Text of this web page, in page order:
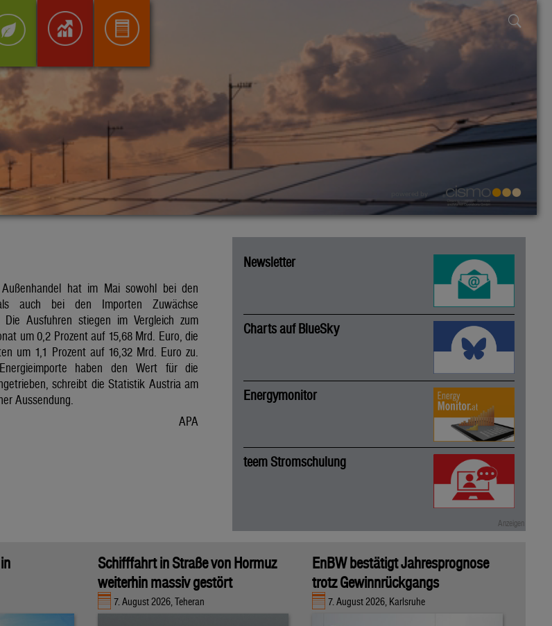
Außenhandel hat im Mai sowohl bei den
auch bei den Importen Zuwächse
Die Ausfuhren stiegen im Vergleich zum
um 0,2 Prozent auf 15,68 Mrd. Euro, die
um 1,1 Prozent auf 16,32 Mrd. Euro zu.
haben den Wert für die
schreibt die Statistik Austria am
Aussendung.
APA
Newsletter
Charts auf BlueSky
Energymonitor
teem Stromschulung
Schifffahrt in Straße von Hormuz
weiterhin massiv gestört
7. August 2026, Teheran
EnBW bestätigt Jahresprognose
trotz Gewinnrückgangs
7. August 2026, Karlsruhe